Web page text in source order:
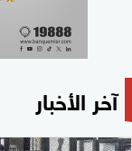
آخر الأخبار